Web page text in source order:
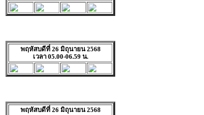
พฤหัสบดีที่ 26 มิถุนายน 2568
เวลา 05.00-06.59 น.
พฤหัสบดีที่ 26 มิถุนายน 2568